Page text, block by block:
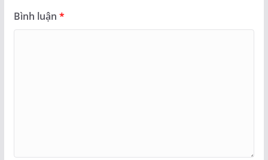
Bình luận *